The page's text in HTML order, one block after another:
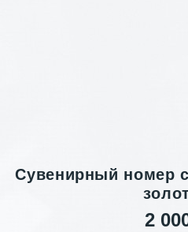
Сувенирный номер
2